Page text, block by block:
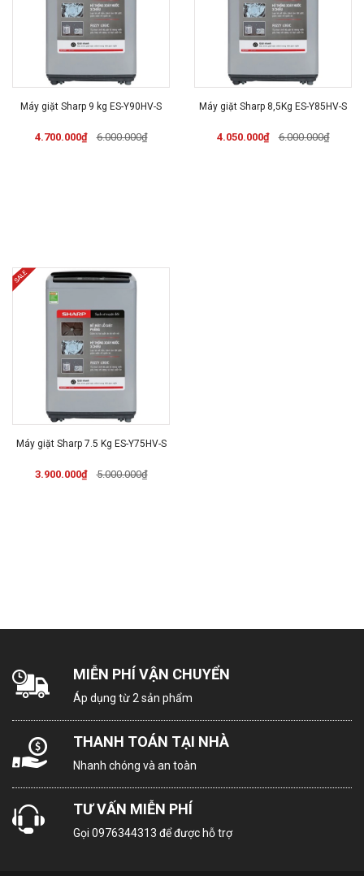
Máy giặt Sharp 9 kg ES-Y90HV-S
4.700.000₫ 6.000.000₫
Máy giặt Sharp 8,5Kg ES-Y85HV-S
4.050.000₫ 6.000.000₫
Máy giặt Sharp 7.5 Kg ES-Y75HV-S
3.900.000₫ 5.000.000₫
MIỄN PHÍ VẬN CHUYỂN
Áp dụng từ 2 sản phẩm
THANH TOÁN TẠI NHÀ
Nhanh chóng và an toàn
TƯ VẤN MIỄN PHÍ
Gọi 0976344313 để được hỗ trợ